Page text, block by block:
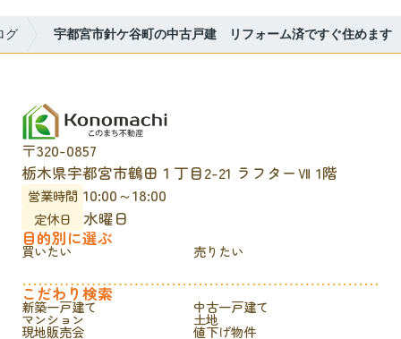
グ 宇都宮市針ケ谷町の中古戸建 リフォーム済ですぐ住めます
〒320-0857
栃木県宇都宮市鶴田１丁目2-21 ラフターⅦ 1階
営業時間 10:00～18:00
定休日
水曜日
目的別に選ぶ
買いたい 売りたい
こだわり検索
新築一戸建て 中古一戸建て
マンション 土地
現地販売会 値下げ物件